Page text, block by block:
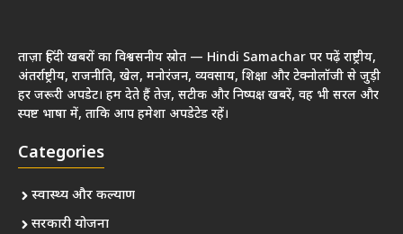
ताज़ा हिंदी खबरों का विश्वसनीय स्रोत — Hindi Samachar पर पढ़ें राष्ट्रीय,
अंतर्राष्ट्रीय, राजनीति, खेल, मनोरंजन, व्यवसाय, शिक्षा और टेक्नोलॉजी से जुड़ी
हर जरूरी अपडेट। हम देते हैं तेज़, सटीक और निष्पक्ष खबरें, वह भी सरल और
स्पष्ट भाषा में, ताकि आप हमेशा अपडेटेड रहें।
Categories
स्वास्थ्य और कल्याण
सरकारी योजना